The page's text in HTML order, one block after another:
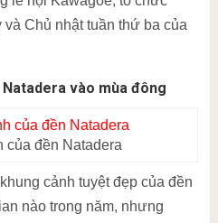
Chủ nhật tuần thứ ba của
vào mùa đông
của đền Natadera
cảnh tuyệt đẹp của đền
nào trong năm, nhưng